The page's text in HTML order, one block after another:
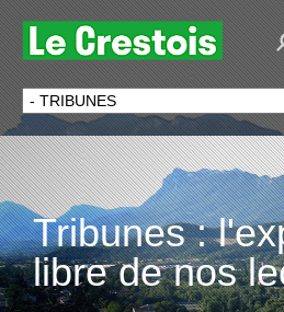
Tribunes :
libre de nos